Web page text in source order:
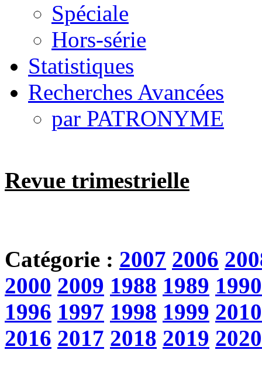
Spéciale
Hors-série
Statistiques
Recherches Avancées
par PATRONYME
Revue trimestrielle
Catégorie : 2007 2006
2000 2009 1988 1989 1990
1996 1997 1998 1999 2010
2016 2017 2018 2019 2020